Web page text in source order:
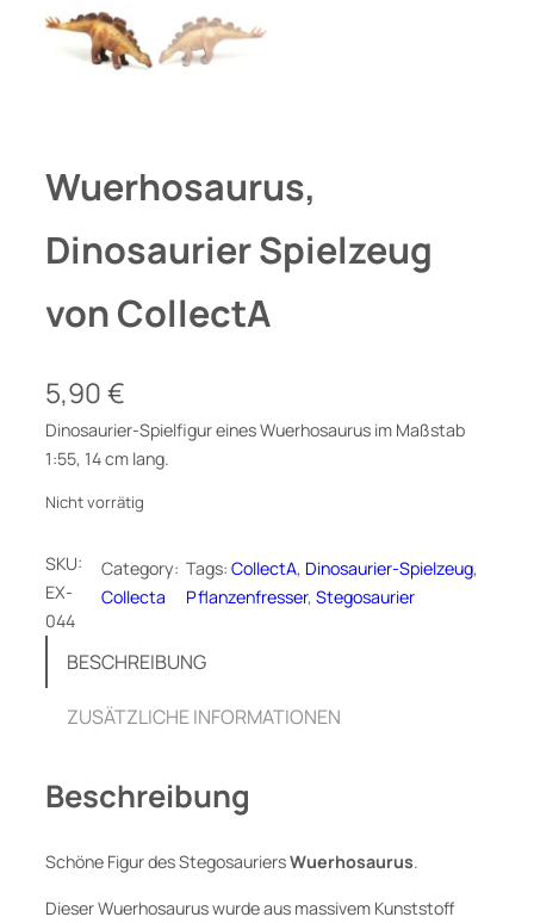
Wuerhosaurus,
Dinosaurier Spielzeug
von CollectA
5,90€
Dinosaurier-Spielfigur eines Wuerhosaurus im Maßstab
1:55, 14 cm lang.
Nicht vorrätig
SKU:
EX-
044
Category:
Collecta
Tags: CollectA, Dinosaurier-Spielzeug
Pflanzenfresser, Stegosaurier
BESCHREIBUNG
ZUSÄTZLICHE INFORMATIONEN
Beschreibung
Schöne Figur des StegosauriersWuerhosaurus.
Dieser Wuerhosaurus wurde aus massivem Kunststoff